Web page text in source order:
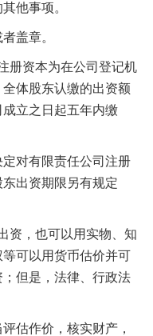
他事项。
盖章。
资本为在公司登记机
体股东认缴的出资额
立之日起五年内缴
对有限责任公司注册
出资期限另有规定
，也可以用实物、知
可以用货币估价并可
但是，法律、行政法
估作价，核实财产，